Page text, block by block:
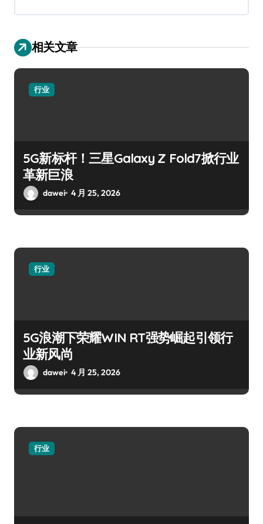
相关文章
行业
5G新标杆！三星Galaxy Z Fold7掀行业
革新巨浪
dawei 4 月 25, 2026
行业
5G浪潮下荣耀WIN RT强势崛起引领行
业新风尚
dawei 4 月 25, 2026
行业